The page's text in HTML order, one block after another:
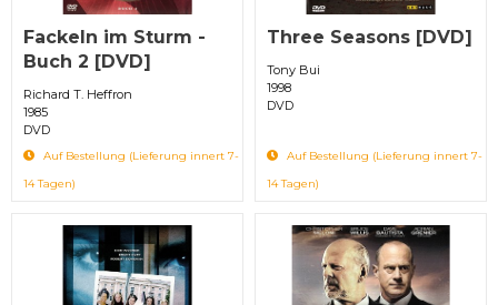
Fackeln im Sturm -
Buch 2 [DVD]
Richard T. Heffron
1985
DVD
Auf Bestellung (Lieferung innert 7-
14 Tagen)
Three Seasons [DVD]
Tony Bui
1998
DVD
Auf Bestellung (Lieferung innert 7-
14 Tagen)